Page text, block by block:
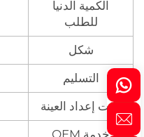
الكمية الدنيا
للطلب
شكل
التسليم
وقت إعداد العينة
خدمة OEM